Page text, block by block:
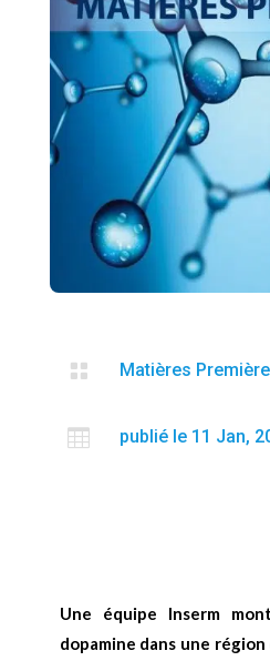
 Matières
 publié le 11 Jan,
Une équipe Inserm
dopamine dans une